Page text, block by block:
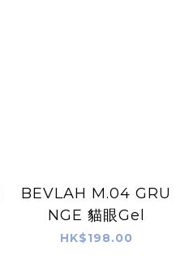
BEVLAH M.04 GRU
NGE 貓眼Gel
HK$198.00